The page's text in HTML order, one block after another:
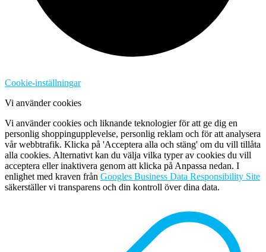
Cookie-inställningar
Vi använder cookies
Vi använder cookies och liknande teknologier för att ge dig en
personlig shoppingupplevelse, personlig reklam och för att analysera
vår webbtrafik. Klicka på 'Acceptera alla och stäng' om du vill tillåta
alla cookies. Alternativt kan du välja vilka typer av cookies du vill
acceptera eller inaktivera genom att klicka på Anpassa nedan. I
enlighet med kraven från Googles Business Data Responsibility Site
säkerställer vi transparens och din kontroll över dina data.